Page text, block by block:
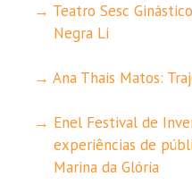
Teatro Sesc
Negra Li
Ana Thais Matos:
Enel Festival de
experiências de
Marina da Glória